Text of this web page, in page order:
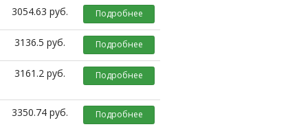
3054.63 руб. Подробнее
3136.5 руб. Подробнее
3161.2 руб. Подробнее
3350.74 руб. Подробнее